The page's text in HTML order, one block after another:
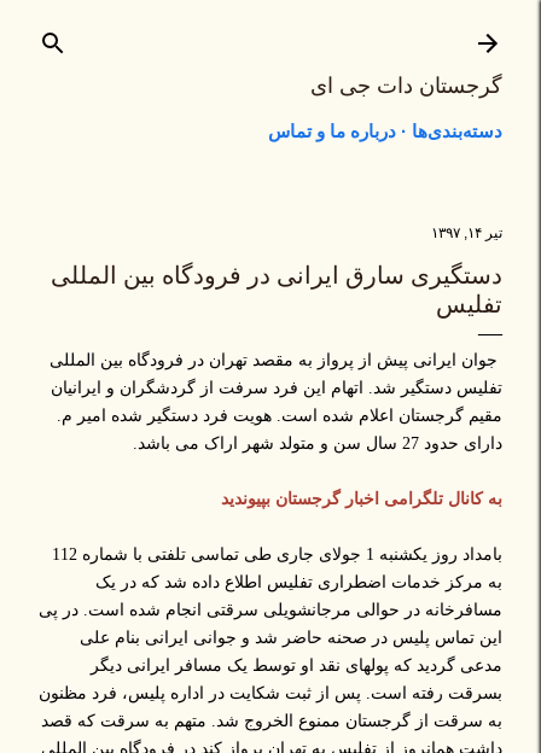
گرجستان دات جی ای
دسته‌بندی‌ها درباره ما و تماس
تیر ۱۴, ۱۳۹۷
دستگیری سارق ایرانی در فرودگاه بین المللی
تفلیس
جوان ایرانی پیش از پرواز به مقصد تهران در فرودگاه بین المللی
تفلیس دستگیر شد. اتهام این فرد سرفت از گردشگران و ایرانیان
مقیم گرجستان اعلام شده است. هویت فرد دستگیر شده امیر م.
دارای حدود 27 سال سن و متولد شهر اراک می باشد.
به کانال تلگرامی اخبار گرجستان بپیوندید
بامداد روز یکشنبه 1 جولای جاری طی تماسی تلفتی با شماره 112
به مرکز خدمات اضطراری تفلیس اطلاع داده شد که در یک
مسافرخانه در حوالی مرجانشویلی سرقتی انجام شده است. در پی
این تماس پلیس در صحنه حاضر شد و جوانی ایرانی بنام علی
مدعی گردید که پولهای نقد او توسط یک مسافر ایرانی دیگر
بسرقت رفته است. پس از ثبت شکایت در اداره پلیس، فرد مظنون
به سرقت از گرجستان ممنوع الخروج شد. متهم به سرقت که قصد
داشت همانروز از تفلیس به تهران پرواز کند در فرودگاه بین المللی